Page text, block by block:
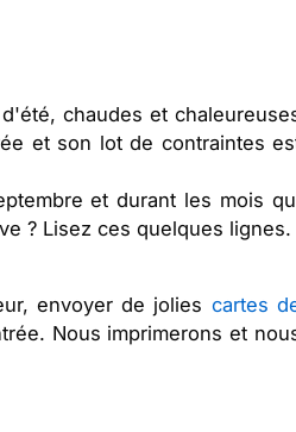
chaudes et
et son lot de contraintes
et durant les mois
? Lisez ces quelques lignes.
envoyer de jolies cartes
Nous imprimerons et